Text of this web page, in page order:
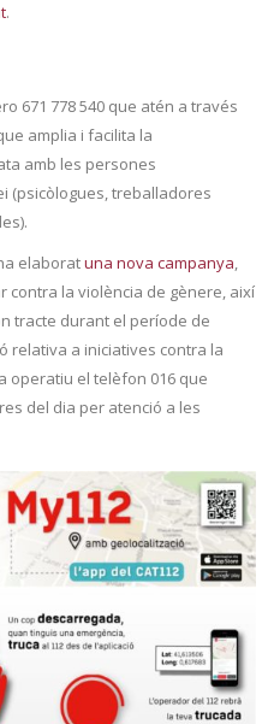
.
671 778 540 que atén a través
amplia i facilita la
amb les persones
(psicòlogues, treballadores
elaboratuna nova campanya,
contra la violència de gènere, així
tracte durant el període de
relativa a iniciatives contra la
operatiu el telèfon 016 que
del dia per atenció a les